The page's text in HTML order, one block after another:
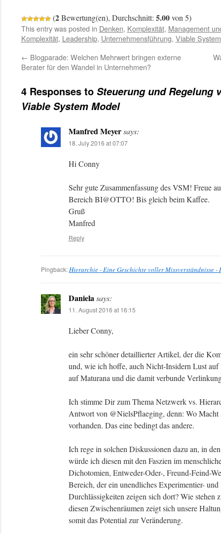
(2Bewertung(en), Durchschnitt: 5.00von 5)
This entry was posted in Denken, Komplexität, Management
Komplexität, Leadership, Unternehmensführung, Viable
← Blogparade: Welchen Mehrwert bringen externe
Berater für den Wandel in Unternehmen?
4 Responses to Steuerung und Regelung
Viable System Model
Manfred Meyer says:
18. July 2016 at 07:07
Hi Conny
Sehr gute Zusammenfassung des VSM! Freue
Bereich BI@OTTO! Bis gleich beim Kaffee.
Gruß
Manfred
Reply
Pingback:Hierarchie - Eine Geschichte voller Missverständnisse
Daniela says:
11. August 2016 at 16:15
Lieber Conny,
ein sehr schöner detaillierter Artikel, der die
und, wie ich hoffe, auch Nicht-Insidern Lust
auf Maturana und die damit verbunde
Ich stimme Dir zum Thema Netzwerk vs.
Antwort von @NielsPflaeging, denn: Wo
vorhanden. Das eine bedingt das andere.
Ich rege in solchen Diskussionen dazu an, in
würde ich diesen mit den Faszien im
Dichotomien, Entweder-Oder-, Freund-Feind-
Bereich, der ein unendliches Experimentier-
Durchlässigkeiten zeigen sich dort? Wie
diesen Zwischenräumen zeigt sich unsere
somit das Potential zur Veränderung.